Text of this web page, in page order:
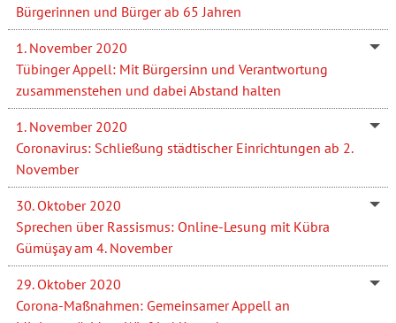
Bürgerinnen und Bürger ab 65 Jahren
1. November 2020
Tübinger Appell: Mit Bürgersinn und Verantwortung
zusammenstehen und dabei Abstand halten
1. November 2020
Coronavirus: Schließung städtischer Einrichtungen ab 2.
November
30. Oktober 2020
Sprechen über Rassismus: Online-Lesung mit Kübra
Gümüşay am 4. November
29. Oktober 2020
Corona-Maßnahmen: Gemeinsamer Appell an